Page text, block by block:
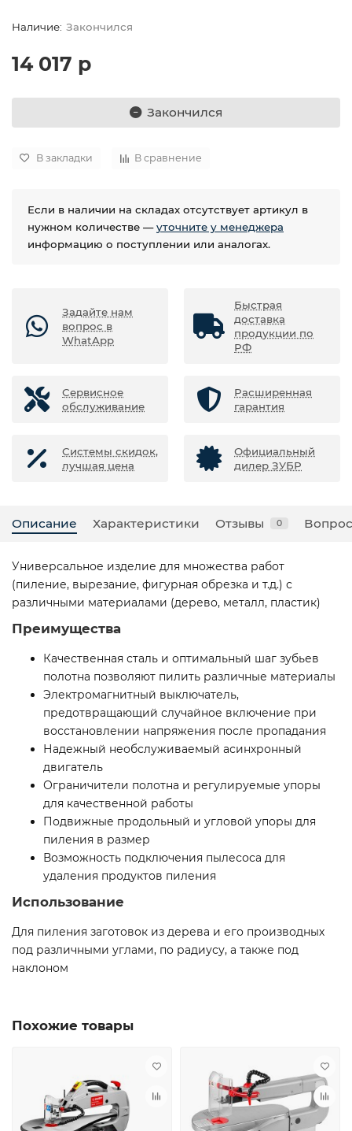
Закончился
14 017 р
Закончился
В закладки В сравнение
Если в наличии на складах отсутствует артикул в
нужном количестве —уточните у менеджера
информацию о поступлении или аналогах.
Задайте нам
вопрос в
WhatApp
Быстрая
доставка
продукции по
РФ
Сервисное
обслуживание
Расширенная
гарантия
Системы скидок,
лучшая цена
Официальный
дилер ЗУБР
Описание Характеристики Отзывы 0
Универсальное изделие для множества работ
(пиление, вырезание, фигурная обрезка и т.д.) с
различными материалами (дерево, металл, пластик)
Преимущества
Качественная сталь и оптимальный шаг зубьев
полотна позволяют пилить различные материалы
Электромагнитный выключатель,
предотвращающий случайное включение при
восстановлении напряжения после пропадания
Надежный необслуживаемый асинхронный
двигатель
Ограничители полотна и регулируемые упоры
для качественной работы
Подвижные продольный и угловой упоры для
пиления в размер
Возможность подключения пылесоса для
удаления продуктов пиления
Использование
Для пиления заготовок из дерева и его производных
под различными углами, по радиусу, а также под
наклоном
Похожие товары